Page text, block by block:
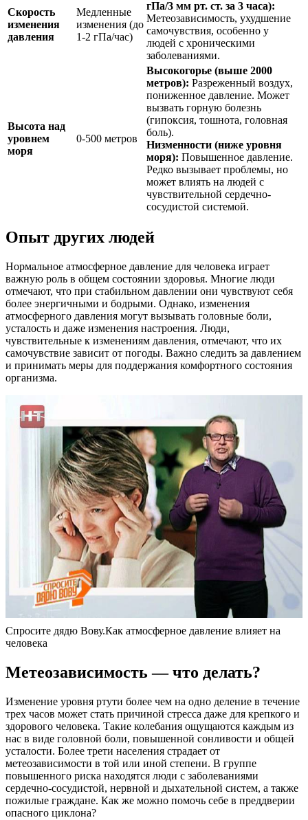
Скорость
изменения
давления
Медленные
изменения (до
1-2 гПа/час)
гПа/3 мм рт. ст. за 3 часа):
Метеозависимость, ухудшение
самочувствия, особенно у
людей с хроническими
заболеваниями.
Высота над
уровнем
моря
0-500 метров
Высокогорье (выше 2000
метров): Разреженный воздух,
пониженное давление. Может
вызвать горную болезнь
(гипоксия, тошнота, головная
боль).
Низменности (ниже уровня
моря): Повышенное давление.
Редко вызывает проблемы, но
может влиять на людей с
чувствительной сердечно-
сосудистой системой.
Опыт других людей
Нормальное атмосферное давление для человека играет
важную роль в общем состоянии здоровья. Многие люди
отмечают, что при стабильном давлении они чувствуют себя
более энергичными и бодрыми. Однако, изменения
атмосферного давления могут вызывать головные боли,
усталость и даже изменения настроения. Люди,
чувствительные к изменениям давления, отмечают, что их
самочувствие зависит от погоды. Важно следить за давлением
и принимать меры для поддержания комфортного состояния
организма.
Спросите дядю Вову.Как атмосферное давление влияет на
человека
Метеозависимость — что делать?
Изменение уровня ртути более чем на одно деление в течение
трех часов может стать причиной стресса даже для крепкого и
здорового человека. Такие колебания ощущаются каждым из
нас в виде головной боли, повышенной сонливости и общей
усталости. Более трети населения страдает от
метеозависимости в той или иной степени. В группе
повышенного риска находятся люди с заболеваниями
сердечно-сосудистой, нервной и дыхательной систем, а также
пожилые граждане. Как же можно помочь себе в преддверии
опасного циклона?